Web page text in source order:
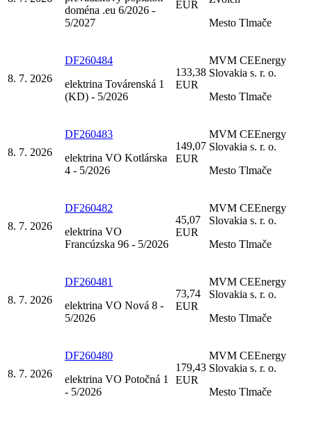
doména .eu 6/2026 -
5/2027
EUR
Mesto Tlmače
8. 7. 2026
DF260484
elektrina Továrenská 1
(KD) - 5/2026
133,38
EUR
MVM CEEnergy
Slovakia s. r. o.
Mesto Tlmače
8. 7. 2026
DF260483
elektrina VO Kotlárska
4 - 5/2026
149,07
EUR
MVM CEEnergy
Slovakia s. r. o.
Mesto Tlmače
8. 7. 2026
DF260482
elektrina VO
Francúzska 96 - 5/2026
45,07
EUR
MVM CEEnergy
Slovakia s. r. o.
Mesto Tlmače
8. 7. 2026
DF260481
elektrina VO Nová 8 -
5/2026
73,74
EUR
MVM CEEnergy
Slovakia s. r. o.
Mesto Tlmače
8. 7. 2026
DF260480
elektrina VO Potočná 1
- 5/2026
179,43
EUR
MVM CEEnergy
Slovakia s. r. o.
Mesto Tlmače